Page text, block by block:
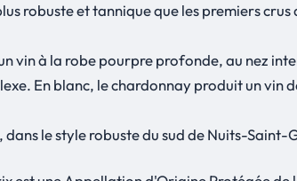
robuste et tannique que les premiers
vin à la robe pourpre profonde, au nez
En blanc, le chardonnay produit un vin
le style robuste du sud de Nuits-